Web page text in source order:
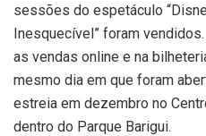
sessões do espetáculo
Inesquecível” foram
as vendas online e na
mesmo dia em que foram
estreia em dezembro no
dentro do Parque Barigui.